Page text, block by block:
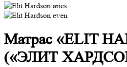
Матрас «ELIT
(«ЭЛИТ